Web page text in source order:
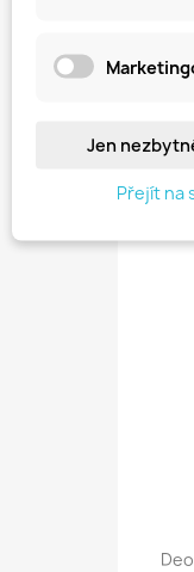
Zákazníci,
produkt,
Jen
Přejít na